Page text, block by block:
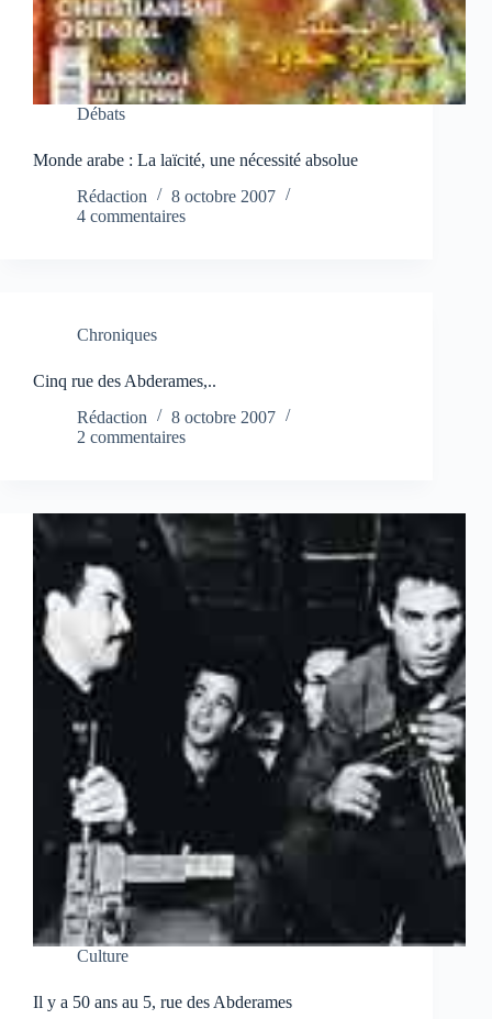
Débats
Monde arabe : La laïcité, une nécessité absolue
Rédaction
8 octobre 2007
4 commentaires
Chroniques
Cinq rue des Abderames,..
Rédaction
8 octobre 2007
2 commentaires
Culture
Il y a 50 ans au 5, rue des Abderames